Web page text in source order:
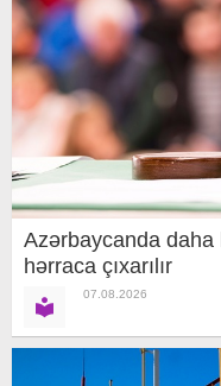
Azərbaycanda daha
hərraca çıxarılır
07.08.2026